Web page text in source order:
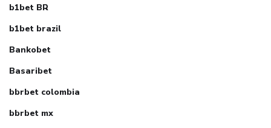
b1bet BR
b1bet brazil
Bankobet
Basaribet
bbrbet colombia
bbrbet mx